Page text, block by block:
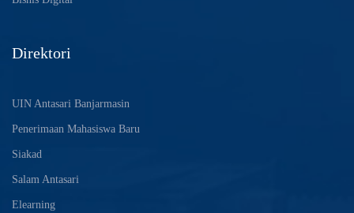
Direktori
UIN Antasari Banjarmasin
Penerimaan Mahasiswa Baru
Siakad
Salam Antasari
Elearning